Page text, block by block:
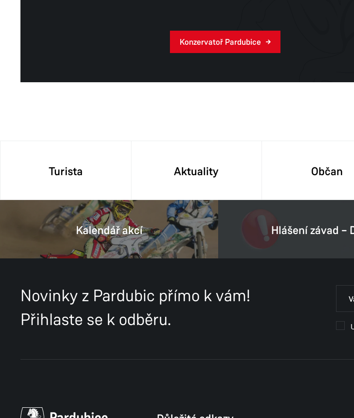
Konzervatoř Pardubice
Turista Aktuality Občan
Kalendář akcí Hlášení závad –
Novinky z Pardubic přímo k vám!
Přihlaste se k odběru.